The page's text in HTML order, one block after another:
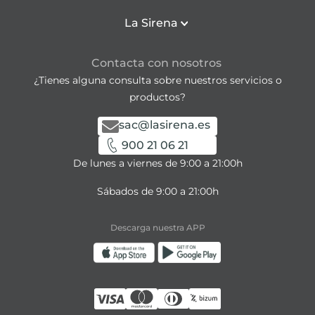
La Sirena
Contacta con nosotros
¿Tienes alguna consulta sobre nuestros servicios o
productos?
sac@lasirena.es
900 21 06 21
De lunes a viernes de 9:00 a 21:00h
Sábados de 9:00 a 21:00h
Descarga nuestra APP